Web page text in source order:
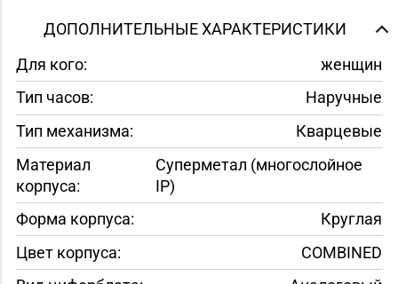
ДОПОЛНИТЕЛЬНЫЕ ХАРАКТЕРИСТИКИ
Для кого:
женщин
Тип часов:
Наручные
Тип механизма:
Кварцевые
Материал
корпуса:
Суперметал (многослойное
IP)
Форма корпуса:
Круглая
Цвет корпуса:
COMBINED